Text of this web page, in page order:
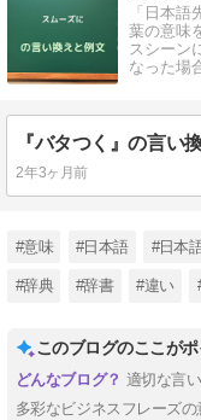
「日本
葉の意味
スシーン
なった場
2年3ヶ月前
#意味 #日本語 #日本
#辞典 #辞書 #違い
このブログのここが
適切な言
多彩なビジネスフレーズ